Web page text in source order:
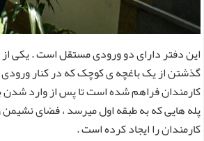
این دفتر دارای دو ورودی مستقل است . یکی
گذشتن از یک باغچه ی کوچک که در کنار
کارمندان فراهم شده است تا پس از وارد شدن
پله هایی که به طبقه اول میرسد ، فضای
کارمندان را ایجاد کرده است .